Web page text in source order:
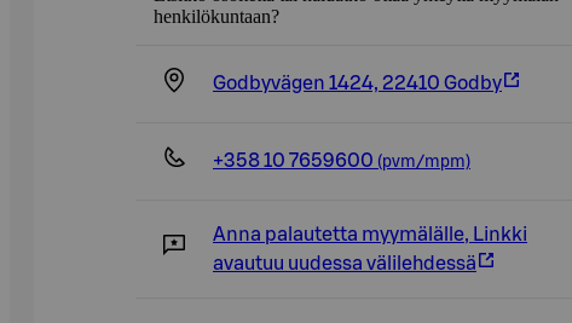
henkilökuntaan?
Godbyvägen 1424, 22410 Godby
+358 10 7659600 (pvm/mpm)
Anna palautetta myymälälle, Linkki
avautuu uudessa välilehdessä